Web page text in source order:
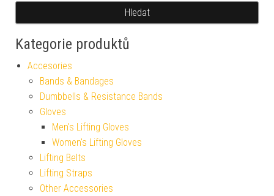
Hledat
Kategorie produktů
Accesories
Bands & Bandages
Dumbbells & Resistance Bands
Gloves
Men's Lifting Gloves
Women's Lifting Gloves
Lifting Belts
Lifting Straps
Other Accessories